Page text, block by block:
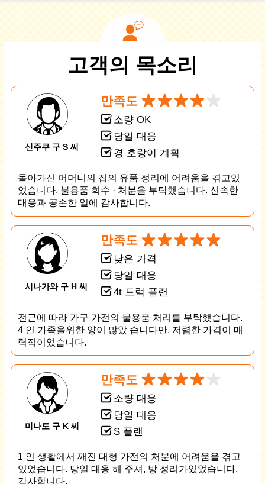
고객의 목소리
신주쿠 구 S 씨
만족도
소량 OK
당일 대응
경 호랑이 계획
돌아가신 어머니의 집의 유품 정리에 어려움을 겪고있
었습니다. 불용품 회수 · 처분을 부탁했습니다. 신속한
대응과 공손한 일에 감사합니다.
시나가와 구 H 씨
만족도
낮은 가격
당일 대응
4t 트럭 플랜
전근에 따라 가구 가전의 불용품 처리를 부탁했습니다.
4 인 가족을위한 양이 많았 습니다만, 저렴한 가격이 매
력적이었습니다.
미나토 구 K 씨
만족도
소량 대응
당일 대응
S 플랜
1 인 생활에서 깨진 대형 가전의 처분에 어려움을 겪고
있었습니다. 당일 대응 해 주셔, 방 정리가있었습니다.
감사합니다.